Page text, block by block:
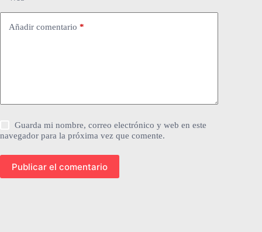
Añadir comentario *
Guarda mi nombre, correo electrónico y web en este
navegador para la próxima vez que comente.
Publicar el comentario